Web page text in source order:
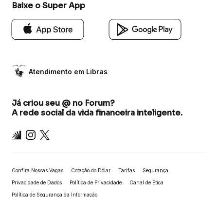
Baixe o Super App
Atendimento em Libras
Já criou seu @ no Forum?
A rede social da vida financeira inteligente.
Inter Instagram
X
Confira Nossas Vagas Cotação do Dólar Tarifas Segurança
Privacidade de Dados Política de Privacidade Canal de Ética
Política de Segurança da Informação